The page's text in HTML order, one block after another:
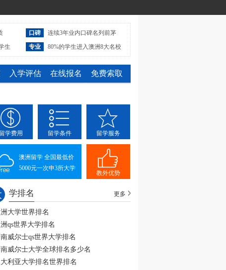
口碑
连续3年业内口碑名列前茅
生 专业 80%的学生进入澳洲8大名校
入学评估 在线报名 免费索取
留学费用 留学条件 留学服务
澳洲留学 全国最低价
5000元一次申3所大学
教外优势
学排名 更多
大学世界排名
qs世界大学排名
威尔士qs世界大学排名
威尔士大学全球排名多少名
利亚大学排名世界排名